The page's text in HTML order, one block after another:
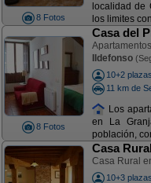
8 Fotos
localidad de
los limites
8 Fotos
Casa del
Ildefonso
10+2 plazas
11 km de
Los
en La
población,
Casa
Casa Rural
10+3 plazas